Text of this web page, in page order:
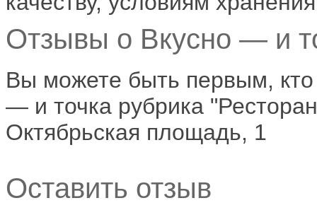
Отзывы о Вкусно — и
Вы можете быть первым,
— и точка рубрика
Октябрьская площадь, 1
Оставить отзыв